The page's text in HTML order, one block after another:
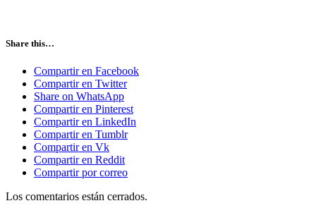
Share this…
Compartir en Facebook
Compartir en Twitter
Share on WhatsApp
Compartir en Pinterest
Compartir en LinkedIn
Compartir en Tumblr
Compartir en Vk
Compartir en Reddit
Compartir por correo
Los comentarios están cerrados.